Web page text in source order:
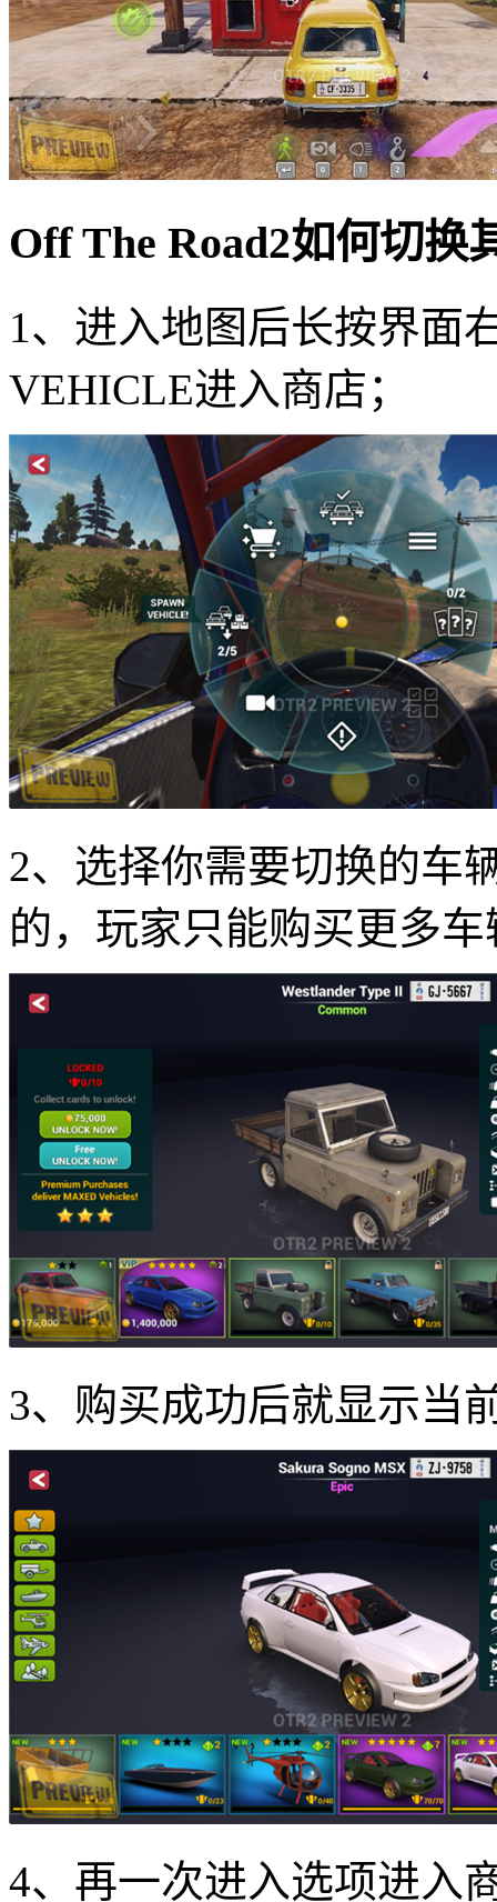
Off The Road2如何切换
1、进入地图后长按界面
VEHICLE进入商店；
2、选择你需要切换的车
的，玩家只能购买更多车
3、购买成功后就显示当
4、再一次进入选项进入